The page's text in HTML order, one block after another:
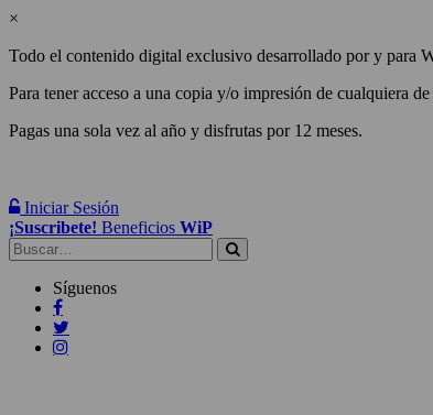
×
Todo el contenido digital exclusivo desarrollado por y para
Para tener acceso a una copia y/o impresión de cualquiera
Pagas una sola vez al año y disfrutas por 12 meses.
Iniciar Sesión
¡Suscribete! Beneficios WiP
Buscar:
Síguenos